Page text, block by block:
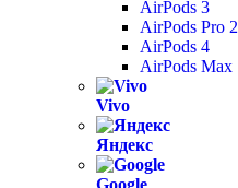
AirPods 3
AirPods Pro 2
AirPods 4
AirPods Max
Vivo
Яндекс
Google